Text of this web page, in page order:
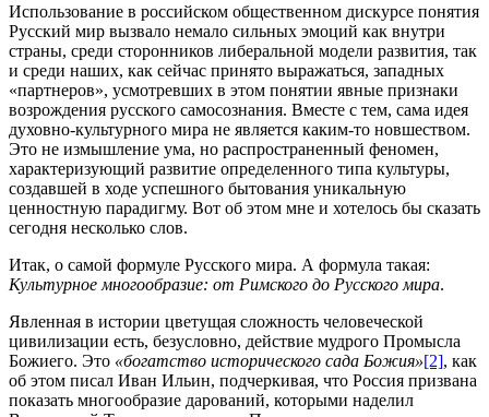
Использование в российском общественном дискурсе понятия
Русский мир вызвало немало сильных эмоций как внутри
страны, среди сторонников либеральной модели развития, так
и среди наших, как сейчас принято выражаться, западных
«партнеров», усмотревших в этом понятии явные признаки
возрождения русского самосознания. Вместе с тем, сама идея
духовно-культурного мира не является каким-то новшеством.
Это не измышление ума, но распространенный феномен,
характеризующий развитие определенного типа культуры,
создавшей в ходе успешного бытования уникальную
ценностную парадигму. Вот об этом мне и хотелось бы сказать
сегодня несколько слов.
Итак, о самой формуле Русского мира. А формула такая:
Культурное многообразие: от Римского до Русского мира.
Явленная в истории цветущая сложность человеческой
цивилизации есть, безусловно, действие мудрого Промысла
Божиего. Это «богатство исторического сада Божия»[2], как
об этом писал Иван Ильин, подчеркивая, что Россия призвана
показать многообразие дарований, которыми наделил